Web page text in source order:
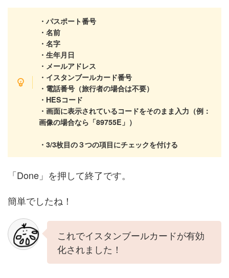
・パスポート番号
・名前
・名字
・生年月日
・メールアドレス
・イスタンブールカード番号
・電話番号（旅行者の場合は不要）
・HESコード
・画面に表示されているコードをそのまま入力（例：
画像の場合なら「89755E」）
・3/3枚目の３つの項目にチェックを付ける
「Done」を押して終了です。
簡単でしたね！
これでイスタンブールカードが有効
化されました！